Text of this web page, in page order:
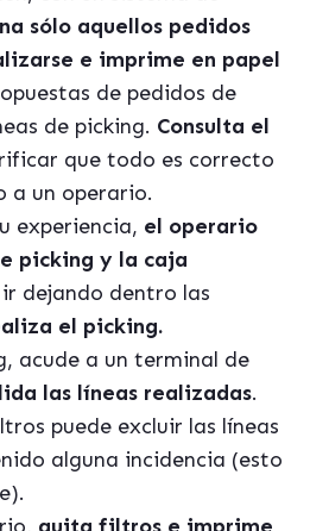
sólo aquellos pedidos
e imprime en papel
de pedidos de
de picking. Consulta el
que todo es correcto
a un operario.
experiencia, el operario
picking y la caja
dejando dentro las
el picking.
acude a un terminal de
las líneas realizadas.
puede excluir las líneas
alguna incidencia (esto